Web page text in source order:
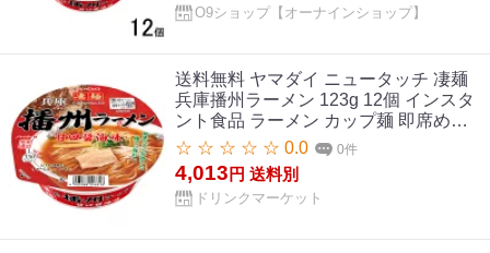
O9ショップ【オーナインショップ】
送料無料 ヤマダイ ニュータッチ 凄麺
兵庫播州ラーメン 123g 12個 インスタ
ント食品 ラーメン カップ麺 即席め
ん ヤマダイ ニュータッチ 凄麺 兵庫
播州ラーメン 123g×12個入｜ 送料無料
インスタント食品 ラーメン カップ麺
即席めん
☆ ☆ ☆ ☆ ☆ 0.0 0件
4,013 円 送料別
ドリンクマーケット